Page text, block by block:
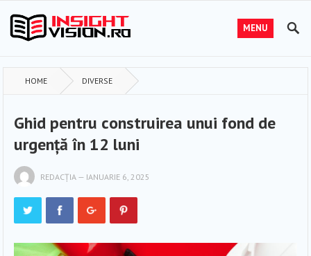
MENU
HOME DIVERSE
Ghid pentru construirea unui fond de
urgență în 12 luni
REDACȚIA — IANUARIE 6, 2025